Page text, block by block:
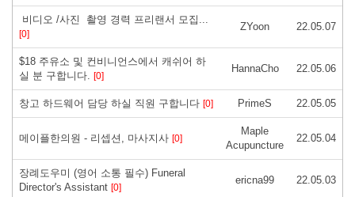
비디오 /사진 촬영 경력 프리랜서 모집...
[0]
ZYoon 22.05.07
$18 주유소 및 컨비니언스에서 캐쉬어 하
실 분 구합니다. [0]
HannaCho 22.05.06
창고 하드웨어 담당 하실 직원 구합니다 [0] PrimeS 22.05.05
메이플한의원 - 리셉션, 마사지사 [0]
Maple
Acupuncture
22.05.04
장례도우미 (영어 소통 필수) Funeral
Director's Assistant [0]
ericna99 22.05.03